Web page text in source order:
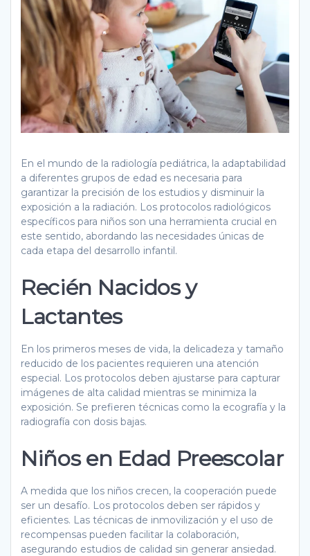
En el mundo de la radiología pediátrica, la adaptabilidad
a diferentes grupos de edad es necesaria para
garantizar la precisión de los estudios y disminuir la
exposición a la radiación. Los protocolos radiológicos
específicos para niños son una herramienta crucial en
este sentido, abordando las necesidades únicas de
cada etapa del desarrollo infantil.
Recién Nacidos y
Lactantes
En los primeros meses de vida, la delicadeza y tamaño
reducido de los pacientes requieren una atención
especial. Los protocolos deben ajustarse para capturar
imágenes de alta calidad mientras se minimiza la
exposición. Se prefieren técnicas como la ecografía y la
radiografía con dosis bajas.
Niños en Edad Preescolar
A medida que los niños crecen, la cooperación puede
ser un desafío. Los protocolos deben ser rápidos y
eficientes. Las técnicas de inmovilización y el uso de
recompensas pueden facilitar la colaboración,
asegurando estudios de calidad sin generar ansiedad.